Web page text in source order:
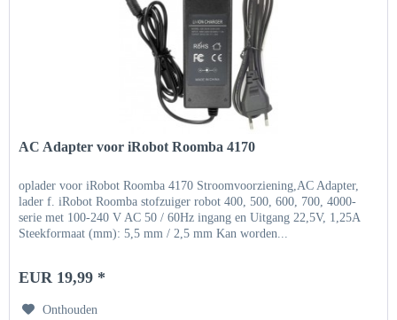
AC Adapter voor iRobot Roomba 4170
oplader voor iRobot Roomba 4170 Stroomvoorziening,AC Adapter,
lader f. iRobot Roomba stofzuiger robot 400, 500, 600, 700, 4000-
serie met 100-240 V AC 50 / 60Hz ingang en Uitgang 22,5V, 1,25A
Steekformaat (mm): 5,5 mm / 2,5 mm Kan worden...
EUR 19,99 *
Onthouden